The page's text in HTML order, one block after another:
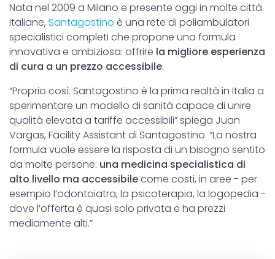
Nata nel 2009 a Milano e presente oggi in molte città
italiane, Santagostino è una rete di poliambulatori
specialistici completi che propone una formula
innovativa e ambiziosa: offrire la migliore esperienza
di cura a un prezzo accessibile.
“Proprio così. Santagostino è la prima realtà in Italia a
sperimentare un modello di sanità capace di unire
qualità elevata a tariffe accessibili” spiega Juan
Vargas, Facility Assistant di Santagostino. “La nostra
formula vuole essere la risposta di un bisogno sentito
da molte persone: una medicina specialistica di
alto livello ma accessibilecome costi, in aree - per
esempio l’odontoiatra, la psicoterapia, la logopedia -
dove l’offerta è quasi solo privata e ha prezzi
mediamente alti.”